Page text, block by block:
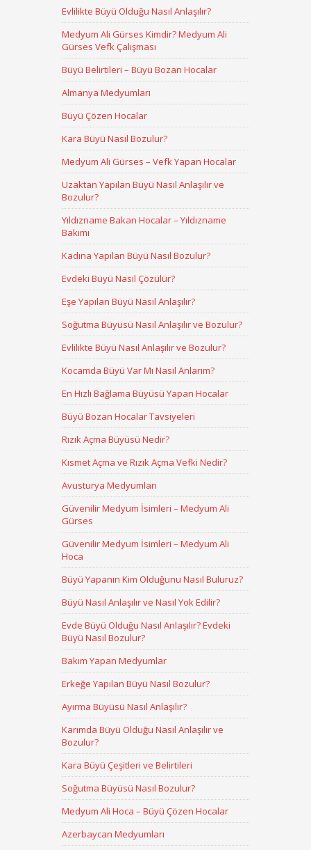
Evlilikte Büyü Olduğu Nasıl Anlaşılır?
Medyum Ali Gürses Kimdir? Medyum Ali
Gürses Vefk Çalışması
Büyü Belirtileri – Büyü Bozan Hocalar
Almanya Medyumları
Büyü Çözen Hocalar
Kara Büyü Nasıl Bozulur?
Medyum Ali Gürses – Vefk Yapan Hocalar
Uzaktan Yapılan Büyü Nasıl Anlaşılır ve
Bozulur?
Yıldızname Bakan Hocalar – Yıldızname
Bakımı
Kadına Yapılan Büyü Nasıl Bozulur?
Evdeki Büyü Nasıl Çözülür?
Eşe Yapılan Büyü Nasıl Anlaşılır?
Soğutma Büyüsü Nasıl Anlaşılır ve Bozulur?
Evlilikte Büyü Nasıl Anlaşılır ve Bozulur?
Kocamda Büyü Var Mı Nasıl Anlarım?
En Hızlı Bağlama Büyüsü Yapan Hocalar
Büyü Bozan Hocalar Tavsiyeleri
Rızık Açma Büyüsü Nedir?
Kısmet Açma ve Rızık Açma Vefki Nedir?
Avusturya Medyumları
Güvenilir Medyum İsimleri – Medyum Ali
Gürses
Güvenilir Medyum İsimleri – Medyum Ali
Hoca
Büyü Yapanın Kim Olduğunu Nasıl Buluruz?
Büyü Nasıl Anlaşılır ve Nasıl Yok Edilir?
Evde Büyü Olduğu Nasıl Anlaşılır? Evdeki
Büyü Nasıl Bozulur?
Bakım Yapan Medyumlar
Erkeğe Yapılan Büyü Nasıl Bozulur?
Ayırma Büyüsü Nasıl Anlaşılır?
Karımda Büyü Olduğu Nasıl Anlaşılır ve
Bozulur?
Kara Büyü Çeşitleri ve Belirtileri
Soğutma Büyüsü Nasıl Bozulur?
Medyum Ali Hoca – Büyü Çözen Hocalar
Azerbaycan Medyumları